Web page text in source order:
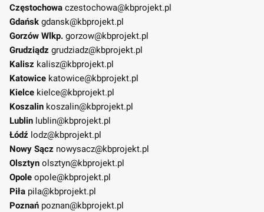
Częstochowa czestochowa@kbprojekt.pl
Gdańsk gdansk@kbprojekt.pl
Gorzów Wlkp. gorzow@kbprojekt.pl
Grudziądz grudziadz@kbprojekt.pl
Kalisz kalisz@kbprojekt.pl
Katowice katowice@kbprojekt.pl
Kielce kielce@kbprojekt.pl
Koszalin koszalin@kbprojekt.pl
Lublin lublin@kbprojekt.pl
Łódź lodz@kbprojekt.pl
Nowy Sącz nowysacz@kbprojekt.pl
Olsztyn olsztyn@kbprojekt.pl
Opole opole@kbprojekt.pl
Piła pila@kbprojekt.pl
Poznań poznan@kbprojekt.pl